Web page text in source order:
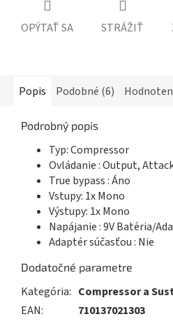
OPÝTAŤ SA STRÁŽIŤ
Popis Podobné (6)
Podrobný popis
Typ: Compressor
Ovládanie : Output,
True bypass : Áno
Vstupy: 1x Mono
Výstupy: 1x Mono
Napájanie : 9V Batéria/
Adaptér súčasťou : Nie
Dodatočné parametre
Kategória: Compressor a
EAN: 710137021303